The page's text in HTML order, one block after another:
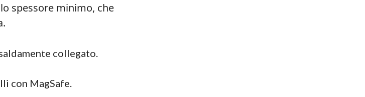
spessore minimo, che
collegato.
con MagSafe.